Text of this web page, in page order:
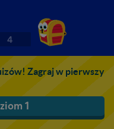
4
Zagraj w pierwszy
1